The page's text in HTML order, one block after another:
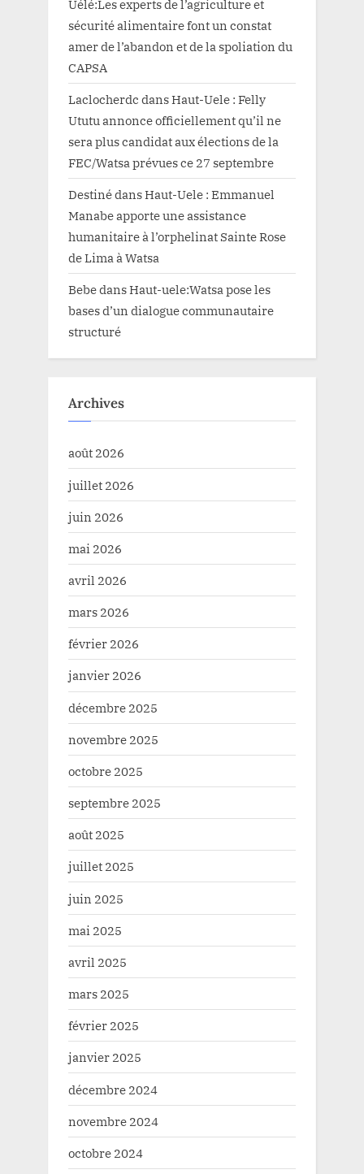
Uélé:Les experts de l’agriculture et
sécurité alimentaire font un constat
amer de l’abandon et de la spoliation du
CAPSA
Laclocherdc dansHaut-Uele : Felly
Ututu annonce officiellement qu’il ne
sera plus candidat aux élections de la
FEC/Watsa prévues ce 27 septembre
DestinédansHaut-Uele : Emmanuel
Manabe apporte une assistance
humanitaire à l’orphelinat Sainte Rose
de Lima à Watsa
BebedansHaut-uele:Watsa pose les
bases d’un dialogue communautaire
structuré
Archives
août 2026
juillet 2026
juin 2026
mai 2026
avril 2026
mars 2026
février 2026
janvier 2026
décembre 2025
novembre 2025
octobre 2025
septembre 2025
août 2025
juillet 2025
juin 2025
mai 2025
avril 2025
mars 2025
février 2025
janvier 2025
décembre 2024
novembre 2024
octobre 2024